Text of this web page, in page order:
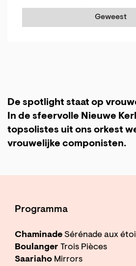
Geweest
De spotlight staat op
In de sfeervolle Nieuwe
topsolistes uit ons orkest
vrouwelijke componisten.
Programma
Chaminade Sérénade aux
Boulanger Trois Pièces
Saariaho Mirrors